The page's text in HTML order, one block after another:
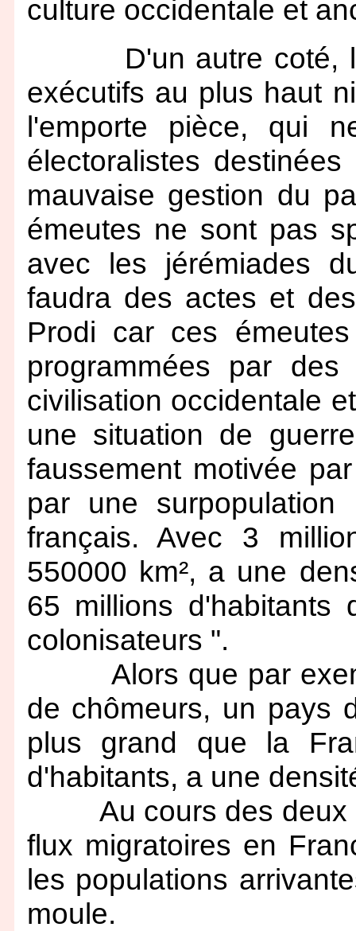
culture occidentale et
D'un autre coté, les
exécutifs au plus haut
l'emporte pièce, qui
électoralistes
mauvaise gestion du
émeutes ne sont pas
avec les jérémiades
faudra des actes et
Prodi car ces
programmées par
civilisation occidentale
une situation de
faussement motivée
par une surpopulation
français. Avec 3
550000 km², a une
65 millions d'habitants
colonisateurs ".
Alors que par
de chômeurs, un pays
plus grand que la
d'habitants, a une
Au cours des deux
flux migratoires en
les populations
moule.